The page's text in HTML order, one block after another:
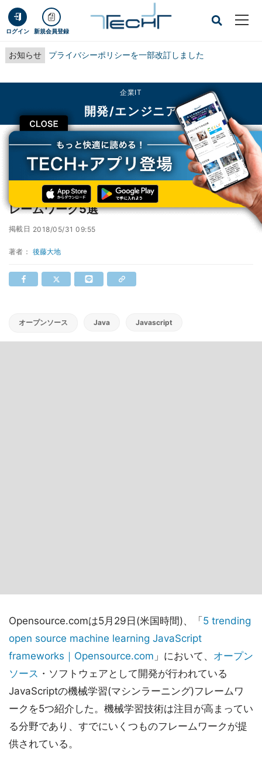
ログイン 新規会員登録
お知らせ プライバシーポリシーを一部改訂しました
CLOSE
企業IT
開発/エンジニア
TECH+ 企業IT
開発/エンジニア
人気のオープンソースJavaScript機械学習フレームワーク5選
人気のオープンソースJavaScript機械学習フ
レームワーク5選
掲載日 2018/05/31 09:55
著者： 後藤大地
オープンソース Java Javascript
Opensource.comは5月29日(米国時間)、「 5 trending
open source machine learning JavaScript
frameworks｜Opensource.com 」において、 オープン
ソース ・ソフトウェアとして開発が行われている
JavaScriptの機械学習(マシンラーニング)フレームワ
ークを5つ紹介した。機械学習技術は注目が高まってい
る分野であり、すでにいくつものフレームワークが提
供されている。